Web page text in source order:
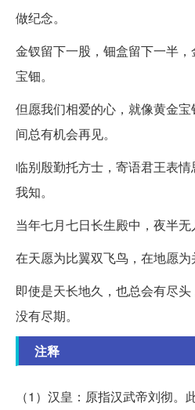
做纪念。
金钗留下一股，钿盒留下一半
宝钿。
但愿我们相爱的心，就像黄金
间总有机会再见。
临别殷勤托方士，寄语君王表
我知。
当年七月七日长生殿中，夜半无
在天愿为比翼双飞鸟，在地愿为
即使是天长地久，也总会有尽
没有尽期。
注释
（1）汉皇：原指汉武帝刘彻。